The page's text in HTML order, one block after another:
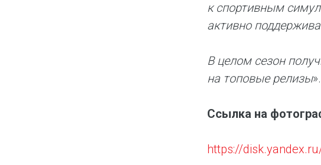
к спортивным
активно
В целом сезон
на топовые релизы».
Ссылка на
https://